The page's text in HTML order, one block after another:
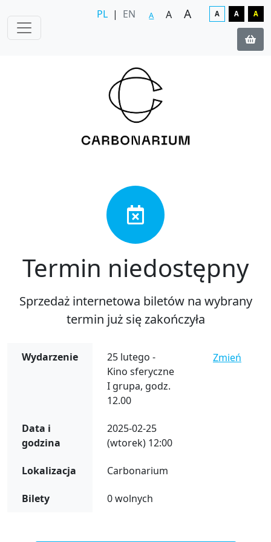
PL | EN A A A A A A
Termin niedostępny
Sprzedaż internetowa biletów na wybrany
termin już się zakończyła
Wydarzenie
25 lutego -
Kino sferyczne
I grupa, godz.
12.00
Zmień
Data i
godzina
2025-02-25
(wtorek) 12:00
Lokalizacja Carbonarium
Bilety 0 wolnych